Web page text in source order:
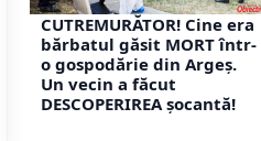
CUTREMURĂTOR! Cine era
bărbatul găsit MORT într-
o gospodărie din Argeș.
Un vecin a făcut
DESCOPERIREA șocantă!